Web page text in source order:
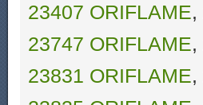
23407 ORIFLAME,
23747 ORIFLAME,
23831 ORIFLAME,